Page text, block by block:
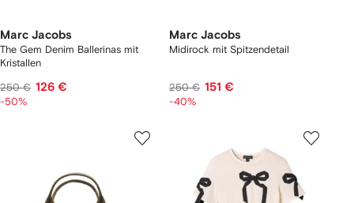
Marc Jacobs
The Gem Denim Ballerinas mit
Kristallen
250 € 126 €
-50%
Marc Jacobs
Midirock mit Spitzendetail
250 € 151 €
-40%